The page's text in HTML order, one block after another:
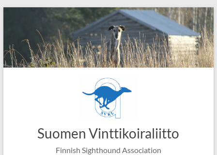
Suomen Vinttikoiraliitto
Finnish Sighthound Association